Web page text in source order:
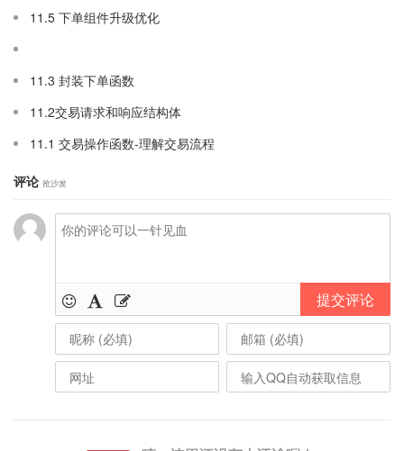
11.5 下单组件升级优化
11.3 封装下单函数
11.2交易请求和响应结构体
11.1 交易操作函数-理解交易流程
评论 抢沙发
提交评论